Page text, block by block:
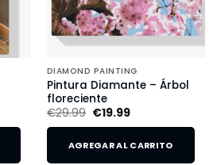
DIAMOND PAINTING
Pintura Diamante – Árbol
floreciente
€29.99 €19.99
AGREGAR AL CARRITO